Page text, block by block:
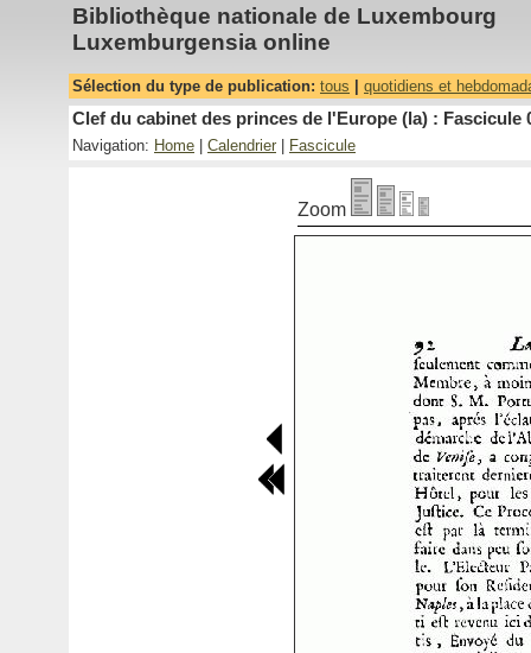
Bibliothèque nationale de Luxembourg
Luxemburgensia online
Sélection du type de publication: tous quotidiens et
Clef du cabinet des princes de l'Europe (la) : Fascicule
Navigation: Home Calendrier Fascicule
Zoom